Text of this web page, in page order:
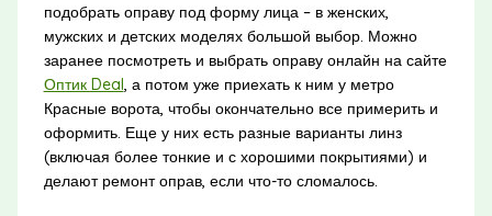
подобрать оправу под форму лица – в женских,
мужских и детских моделях большой выбор. Можно
заранее посмотреть и выбрать оправу онлайн на сайте
Оптик Deal, а потом уже приехать к ним у метро
Красные ворота, чтобы окончательно все примерить и
оформить. Еще у них есть разные варианты линз
(включая более тонкие и с хорошими покрытиями) и
делают ремонт оправ, если что-то сломалось.